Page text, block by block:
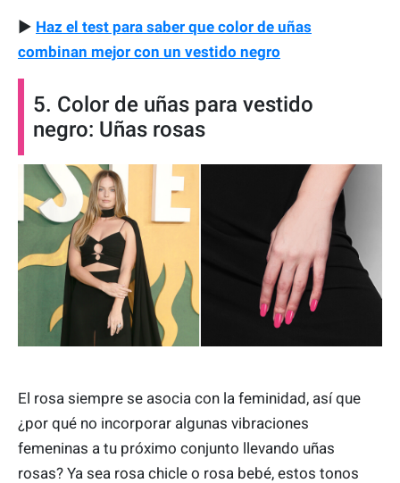
▶ Haz el test para saber que color de uñas
combinan mejor con un vestido negro
5. Color de uñas para vestido
negro: Uñas rosas
El rosa siempre se asocia con la feminidad, así que
¿por qué no incorporar algunas vibraciones
femeninas a tu próximo conjunto llevando uñas
rosas? Ya sea rosa chicle o rosa bebé, estos tonos